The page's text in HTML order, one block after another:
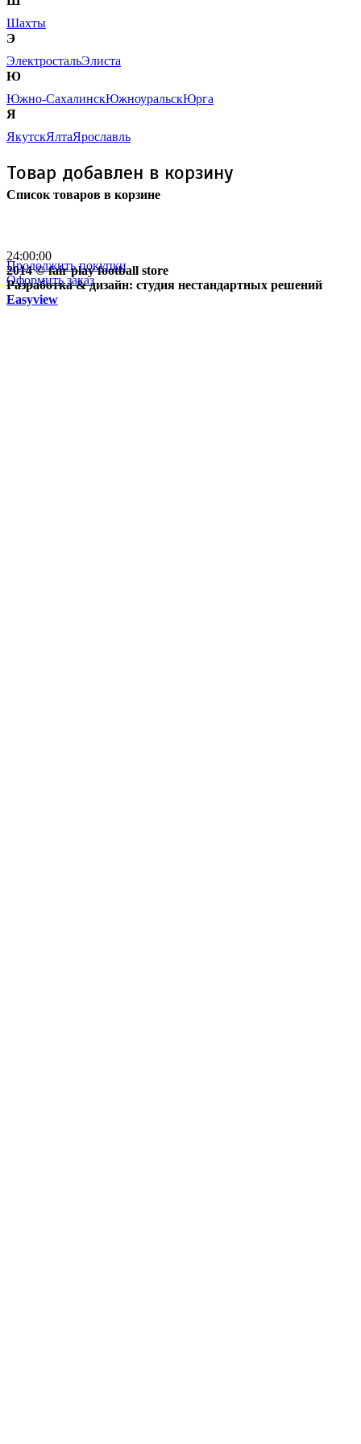
Шахты
Э
ЭлектростальЭлиста
Ю
Южно-СахалинскЮжноуральскЮрга
Я
ЯкутскЯлтаЯрославль
Товар добавлен в корзину
Список товаров в корзине
Продолжить покупки
Оформить заказ
24:00:00
2014 © fair play football store
Разработка & дизайн: студия нестандартных решений
Easyview